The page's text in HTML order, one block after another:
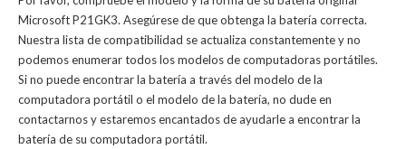
Microsoft P21GK3. Asegúrese de que obtenga la batería correcta.
Nuestra lista de compatibilidad se actualiza constantemente y no
podemos enumerar todos los modelos de computadoras portátiles.
Si no puede encontrar la batería a través del modelo de la
computadora portátil o el modelo de la batería, no dude en
contactarnos y estaremos encantados de ayudarle a encontrar la
batería de su computadora portátil.